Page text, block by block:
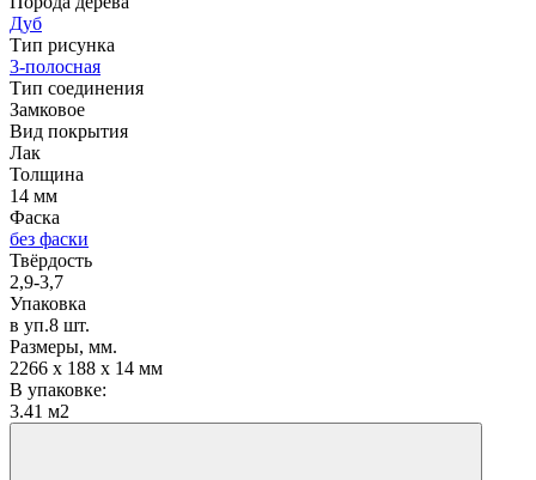
Дуб
Тип рисунка
3-полосная
Тип соединения
Замковое
Вид покрытия
Лак
Толщина
14 мм
Фаска
без фаски
Твёрдость
2,9-3,7
Упаковка
в уп.8 шт.
Размеры, мм.
2266 х 188 х 14 мм
В упаковке:
3.41 м2